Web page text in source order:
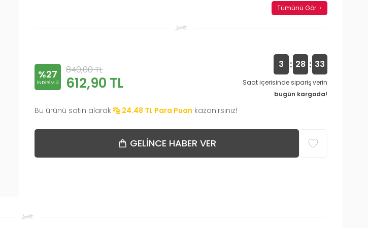
Tümünü Gör
%27
INDIRIMLI
840,00TL
612,90 TL
3 : 28 : 32
Saat içerisinde sipariş verin
bugün kargoda!
Bu ürünü satın alarak 24.48 TL Para Puan kazanırsınız!
GELINCE HABER VER